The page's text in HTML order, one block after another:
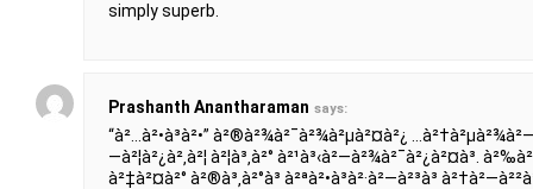
simply superb.
Prashanth Anantharaman says:
“à²…à²•à³à²•” à²®à²¾à²¯à²¾à²µà²¤à²¿
—à²¦à²¿à²‚à²¦ à²¦à³‚à²° à²¹à³‹à²—à²¾à²¯à²¿à²¤à³.
à²‡à²¤à²° à²®à³‚à²°à³ à²ªà²•à³à²·à²—à²³à³